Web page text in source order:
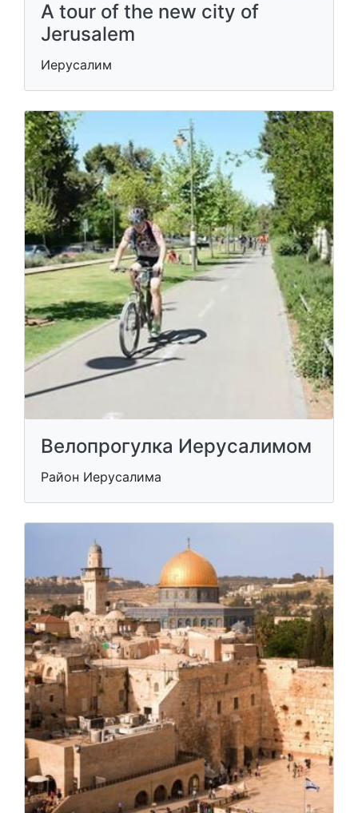
A tour of the new city of
Jerusalem
Иерусалим
Велопрогулка Иерусалимом
Район Иерусалима